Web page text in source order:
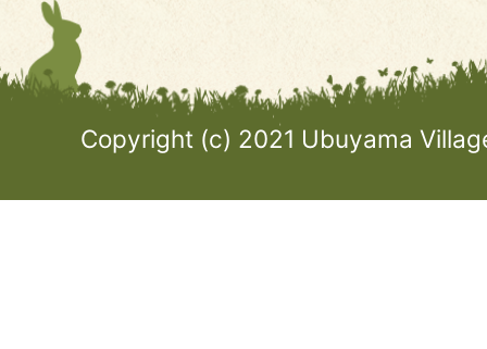
Copyright (c) 2021 Ubuyama